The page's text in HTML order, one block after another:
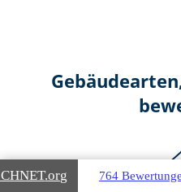
.org 764